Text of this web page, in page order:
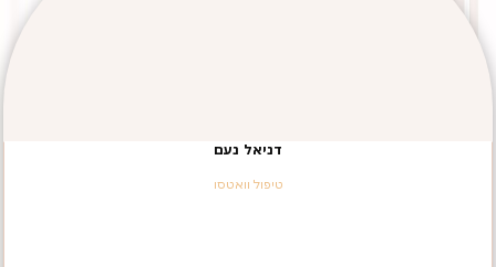
דניאל נעם
טיפול וואטסו